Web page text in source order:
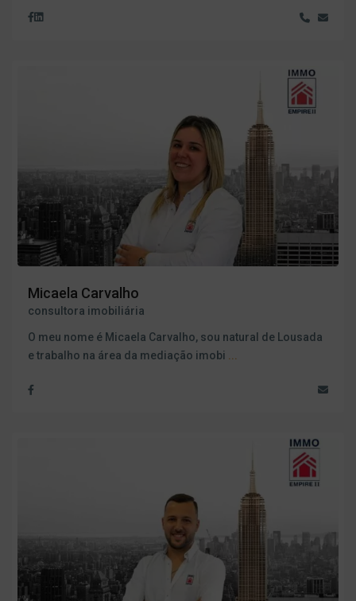
Micaela Carvalho
consultora imobiliária
O meu nome é Micaela Carvalho, sou natural de Lousada
e trabalho na área da mediação imobi